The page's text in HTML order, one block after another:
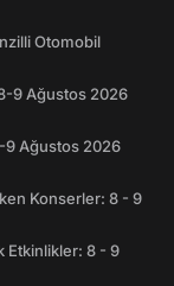
Otomobil
9 Ağustos 2026
9 Ağustos 2026
Konserler: 8 - 9
Etkinlikler: 8 - 9